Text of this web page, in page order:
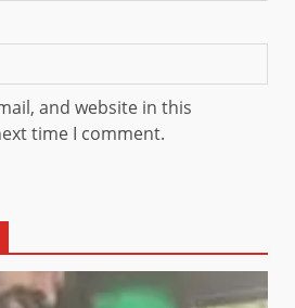
and website in this
time I comment.